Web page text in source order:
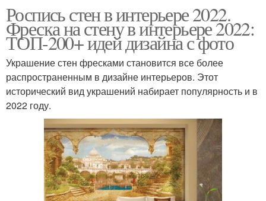
Роспись стен в интерьере 2022.
Фреска на стену в интерьере 2022:
ТОП-200+ идей дизайна с фото
Украшение стен фресками становится все более
распространенным в дизайне интерьеров. Этот
исторический вид украшений набирает популярность и в
2022 году.